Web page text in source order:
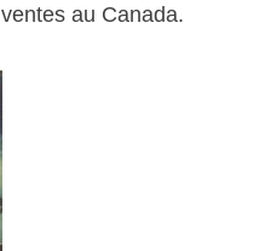
au Canada.